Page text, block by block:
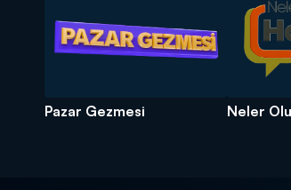
Pazar Gezmesi Neler